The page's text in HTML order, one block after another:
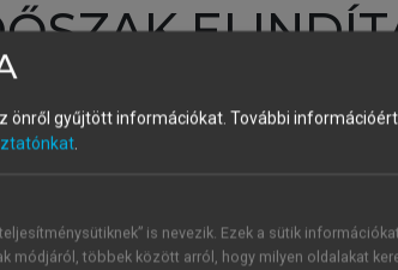
a saját fiókoddal, iskolai azonosítóddal vagy
1 óra díjmentes hozzáférésrevagy
vagy hozz
a
önről gyűjtött információkat. További
.
is nevezik. Ezek a sütik
módjáról, többek között arról, hogy milyen oldalakat